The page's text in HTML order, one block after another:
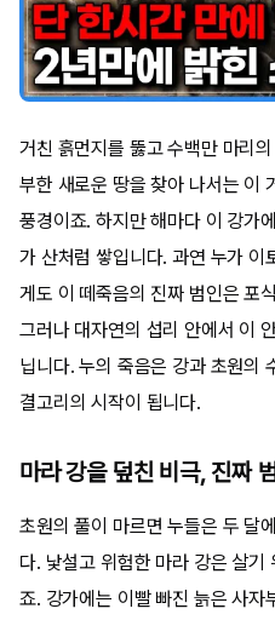
거친 흙먼지를 뚫고 수백만 마리
부한 새로운 땅을 찾아 나서는 이
풍경이죠. 하지만 해마다 이 강가
가 산처럼 쌓입니다. 과연 누가 이
게도 이 떼죽음의 진짜 범인은 포
그러나 대자연의 섭리 안에서 이
닙니다. 누의 죽음은 강과 초원의
결고리의 시작이 됩니다.
마라 강을 덮친 비극, 진짜
초원의 풀이 마르면 누들은 두 달
다. 낯설고 위험한 마라 강은 살기
죠. 강가에는 이빨 빠진 늙은 사자